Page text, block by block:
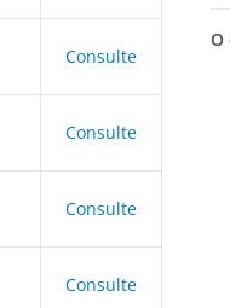
Consulte
Consulte
Consulte
Consulte
O